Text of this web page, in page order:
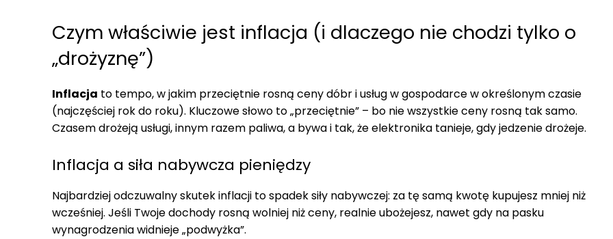
Czym właściwie jest inflacja (i dlaczego nie chodzi tylko o
„drożyznę”)
Inflacja to tempo, w jakim przeciętnie rosną ceny dóbr i usług w gospodarce w określonym czasie
(najczęściej rok do roku). Kluczowe słowo to „przeciętnie” – bo nie wszystkie ceny rosną tak samo.
Czasem drożeją usługi, innym razem paliwa, a bywa i tak, że elektronika tanieje, gdy jedzenie drożeje.
Inflacja a siła nabywcza pieniędzy
Najbardziej odczuwalny skutek inflacji to spadek siły nabywczej: za tę samą kwotę kupujesz mniej niż
wcześniej. Jeśli Twoje dochody rosną wolniej niż ceny, realnie ubożejesz, nawet gdy na pasku
wynagrodzenia widnieje „podwyżka”.